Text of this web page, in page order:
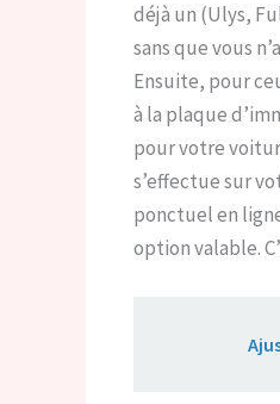
déjà un (Ulys,
sans que vous
Ensuite, pour
à la plaque
pour votre
s’effectue sur
ponctuel en
option valable.